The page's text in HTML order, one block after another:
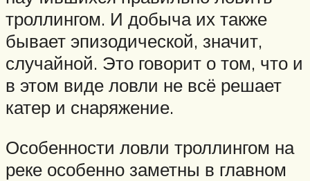
троллингом. И добыча их также
бывает эпизодической, значит,
случайной. Это говорит о том, что и
в этом виде ловли не всё решает
катер и снаряжение.
Особенности ловли троллингом на
реке особенно заметны в главном